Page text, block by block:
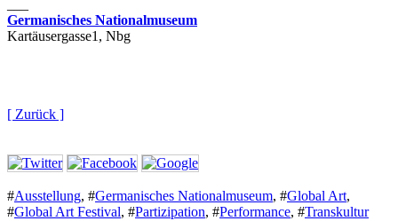
Germanisches Nationalmuseum
Kartäusergasse1, Nbg
[ Zurück ]
#Ausstellung, #Germanisches Nationalmuseum, #Global Art,
#Global Art Festival, #Partizipation, #Performance, #Transkultur